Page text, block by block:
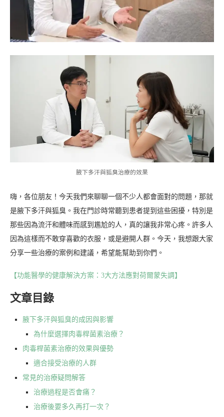
腋下多汗與狐臭治療的效果
嗨，各位朋友！今天我們來聊聊一個不少人都會面對的問題，那就
是腋下多汗與狐臭。我在門診時常聽到患者提到這些困擾，特別是
那些因為流汗和體味而感到尷尬的人，真的讓我非常心疼。許多人
因為這樣而不敢穿喜歡的衣服，或是避開人群。今天，我想跟大家
分享一些治療的案例和建議，希望能幫助到你們。
【功能醫學的健康解決方案：3大方法應對荷爾蒙失調】
文章目錄
腋下多汗與狐臭的成因與影響
為什麼選擇肉毒桿菌素治療？
肉毒桿菌素治療的效果與優勢
適合接受治療的人群
常見的治療疑問解答
治療過程是否會痛？
治療後要多久再打一次？